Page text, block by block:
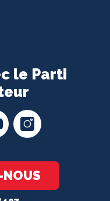
le Parti